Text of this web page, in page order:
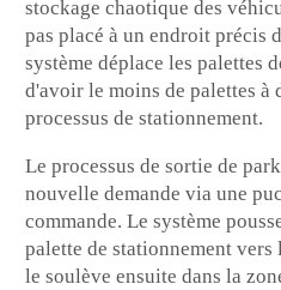
stockage chaotique des
pas placé à un endroit précis
système déplace les palettes
d'avoir le moins de palettes à
processus de stationnement.
Le processus de sortie de
nouvelle demande via une
commande. Le système
palette de stationnement
le soulève ensuite dans la